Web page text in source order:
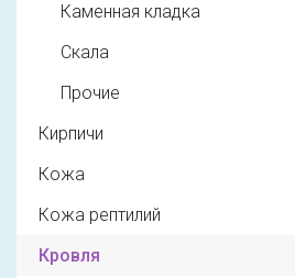
Каменная кладка
Скала
Прочие
Кирпичи
Кожа
Кожа рептилий
Кровля